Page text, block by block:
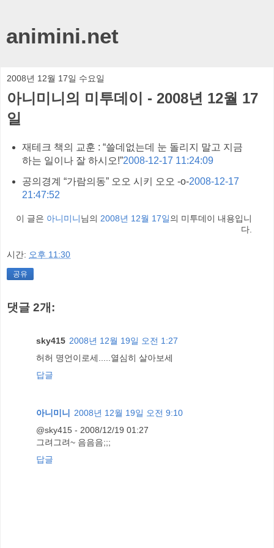
animini.net
2008년 12월 17일 수요일
아니미니의 미투데이 - 2008년 12월 17
일
재테크 책의 교훈 : “쓸데없는데 눈 돌리지 말고 지금
하는 일이나 잘 하시오!”2008-12-17 11:24:09
공의경계 “가람의동” 오오 시키 오오 -o-2008-12-17
21:47:52
이 글은 아니미니님의 2008년 12월 17일의 미투데이 내용입니
다.
시간: 오후 11:30
공유
댓글 2개:
sky415 2008년 12월 19일 오전 1:27
허허 명언이로세.....열심히 살아보세
답글
아니미니
2008년 12월 19일 오전 9:10
@sky415 - 2008/12/19 01:27
그려그려~ 음음음;;;
답글